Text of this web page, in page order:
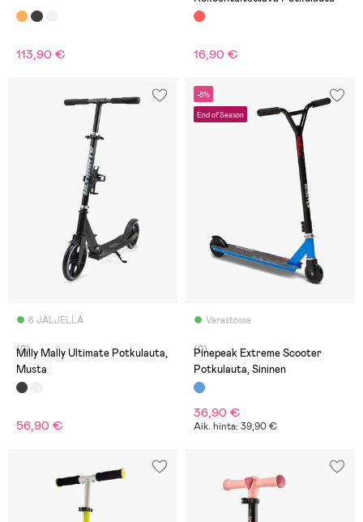
113,90 € 16,90 €
6 JÄLJELLÄ
(0)
Milly Mally Ultimate Potkulauta,
Musta
56,90 €
-8%
End of Season
Varastossa
(0)
Pinepeak Extreme Scooter
Potkulauta, Sininen
36,90 €
Aik. hinta: 39,90 €